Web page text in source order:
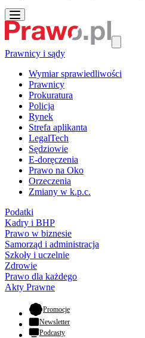
Prawnicy i sądy
Wymiar sprawiedliwości
Prawnicy
Prokuratura
Policja
Rynek
Strefa aplikanta
LegalTech
Sędziowie
E-doręczenia
Prawo na Oko
Orzeczenia
Zmiany w k.p.c.
Podatki
Kadry i BHP
Prawo w biznesie
Samorząd i administracja
Szkoły i uczelnie
Zdrowie
Prawo dla każdego
Akty Prawne
Promocje- otwiera się w nowej karcie
Newsletter
Podcasty